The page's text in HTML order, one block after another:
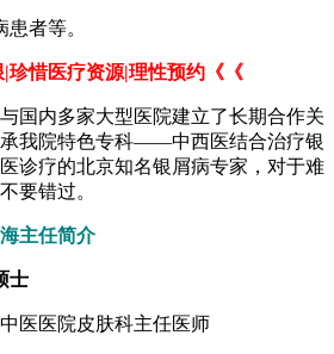
者等。
珍惜医疗资源|理性预约《《
国内多家大型医院建立了长期合作关
我院特色专科——中西医结合治疗银
诊疗的北京知名银屑病专家，对于难
要错过。
主任简介
士
医医院皮肤科主任医师